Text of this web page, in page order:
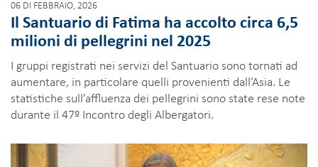
06 DI FEBBRAIO, 2026
Il Santuario di Fatima ha accolto circa 6,5
milioni di pellegrini nel 2025
I gruppi registrati nei servizi del Santuario sono tornati ad
aumentare, in particolare quelli provenienti dall’Asia. Le
statistiche sull’affluenza dei pellegrini sono state rese note
durante il 47º Incontro degli Albergatori.